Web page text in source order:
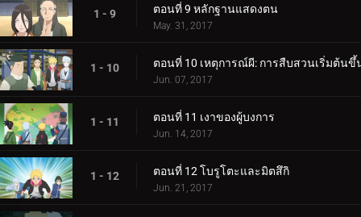
1 - 9 ตอนที่ 9 หลักฐานแสดงตน
May. 31, 2017
1 - 10 ตอนที่ 10 เหตุการณ์ผี: การสืบสวนเริ่มต้นขึ้
Jun. 07, 2017
1 - 11 ตอนที่ 11 เงาของผู้บงการ
Jun. 14, 2017
1 - 12 ตอนที่ 12 โบรูโตะและมิตสึกิ
Jun. 21, 2017